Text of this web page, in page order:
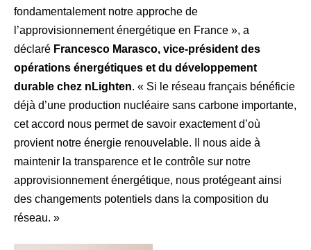
fondamentalement notre approche de
l’approvisionnement énergétique en France », a
déclaré Francesco Marasco, vice-président des
opérations énergétiques et du développement
durable chez nLighten. « Si le réseau français bénéficie
déjà d’une production nucléaire sans carbone importante,
cet accord nous permet de savoir exactement d’où
provient notre énergie renouvelable. Il nous aide à
maintenir la transparence et le contrôle sur notre
approvisionnement énergétique, nous protégeant ainsi
des changements potentiels dans la composition du
réseau. »